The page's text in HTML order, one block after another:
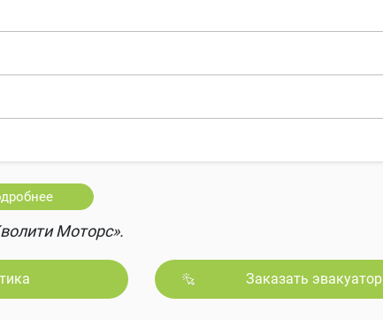
Моторс».
Заказать эвакуатор